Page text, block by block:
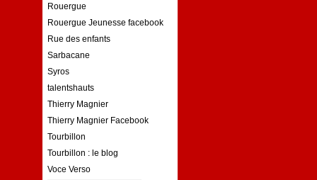
Rouergue
Rouergue Jeunesse facebook
Rue des enfants
Sarbacane
Syros
talentshauts
Thierry Magnier
Thierry Magnier Facebook
Tourbillon
Tourbillon : le blog
Voce Verso